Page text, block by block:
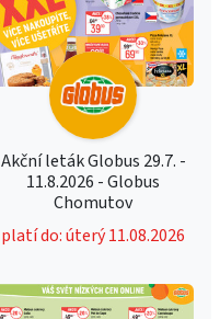
Akční leták Globus 29.7. -
11.8.2026 - Globus
Chomutov
platí do: úterý 11.08.2026